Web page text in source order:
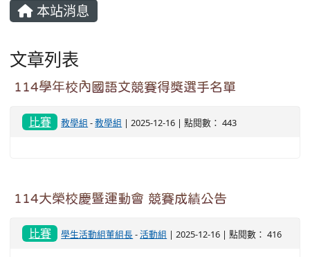
本站消息
文章列表
114學年校內國語文競賽得獎選手名單
比賽 教學組 -教學組 | 2025-12-16 | 點閱數： 443
114大榮校慶暨運動會 競賽成績公告
比賽 學生活動組董組長-活動組 | 2025-12-16 | 點閱數： 416